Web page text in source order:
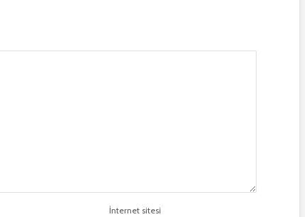
İnternet sitesi